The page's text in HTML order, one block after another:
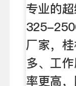
专业的
325-
厂家，
多、工
率更高